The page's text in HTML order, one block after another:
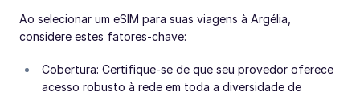
Ao selecionar um eSIM para suas viagens à Argélia,
considere estes fatores-chave:
Cobertura: Certifique-se de que seu provedor oferece
acesso robusto à rede em toda a diversidade de